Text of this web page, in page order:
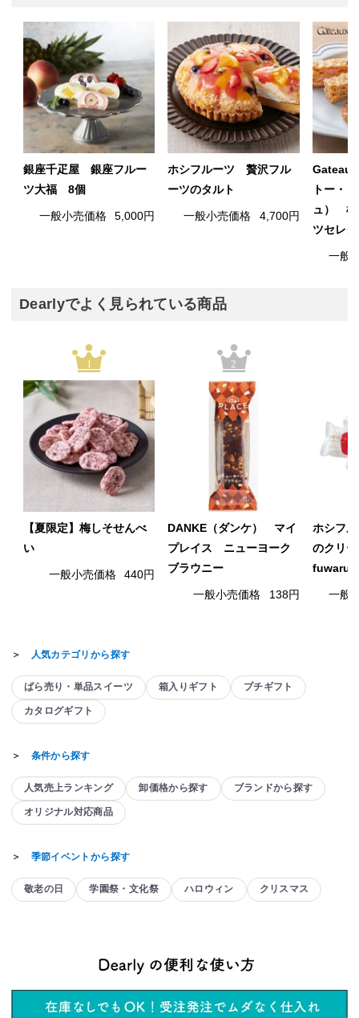
銀座千疋屋 銀座フルー
ツ大福 8個
一般小売価格 5,000円
ホシフルーツ 贅沢フル
ーツのタルト
一般小売価格 4,700円
Gateau
トー・
ュ） 横
ツセレ
一般
Dearlyでよく見られている商品
1
【夏限定】梅しそせんべ
い
一般小売価格 440円
2
DANKE（ダンケ） マイ
プレイス ニューヨーク
ブラウニー
一般小売価格 138円
ホシフ
のクリ
fuwaru
一般
＞ 人気カテゴリから探す
ばら売り・単品スイーツ 箱入りギフト プチギフト
カタログギフト
＞ 条件から探す
人気売上ランキング 卸価格から探す ブランドから探す
オリジナル対応商品
＞ 季節イベントから探す
敬老の日 学園祭・文化祭 ハロウィン クリスマス